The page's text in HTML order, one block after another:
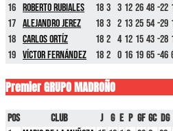
16 Roberto Rubiales 18 3 3 12 26 48 -22
17 Alejandro Jerez 18 3 2 13 25 54 -29
18 Carlos Ortíz 18 2 4 12 15 43 -28
19 Víctor Fernández 18 2 0 16 19 65 -46
Premier GRUPO MADROÑO
Pos Club J G E P GF GC DG